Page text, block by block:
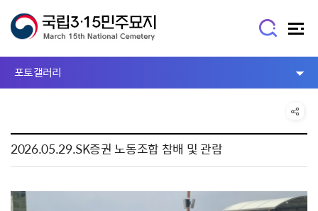
포토갤러리
2026.05.29.SK증권 노동조합 참배 및 관람